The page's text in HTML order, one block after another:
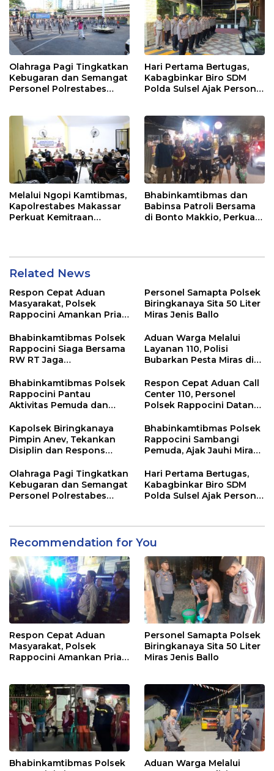
Olahraga Pagi Tingkatkan
Kebugaran dan Semangat
Personel Polrestabes
Hari Pertama Bertugas,
Kabagbinkar Biro SDM
Polda Sulsel Ajak Personel
Melalui Ngopi Kamtibmas,
Kapolrestabes Makassar
Perkuat Kemitraan
Bhabinkamtibmas dan
Babinsa Patroli Bersama
di Bonto Makkio, Perkuat
Related News
Respon Cepat Aduan
Masyarakat, Polsek
Rappocini Amankan Pria
Keributan
Personel Samapta Polsek
Biringkanaya Sita 50 Liter
Miras Jenis Ballo
Bhabinkamtibmas Polsek
Rappocini Siaga Bersama
RW RT Jaga
Aduan Warga Melalui
Layanan 110, Polisi
Bubarkan Pesta Miras di
Bhabinkamtibmas Polsek
Rappocini Pantau
Aktivitas Pemuda dan
Kamtibmas
Respon Cepat Aduan Call
Center 110, Personel
Polsek Rappocini Datangi
Kapolsek Biringkanaya
Pimpin Anev, Tekankan
Disiplin dan Respons
Masyarakat
Bhabinkamtibmas Polsek
Rappocini Sambangi
Pemuda, Ajak Jauhi Miras,
Olahraga Pagi Tingkatkan
Kebugaran dan Semangat
Personel Polrestabes
Hari Pertama Bertugas,
Kabagbinkar Biro SDM
Polda Sulsel Ajak Personel
Recommendation for You
Respon Cepat Aduan
Masyarakat, Polsek
Rappocini Amankan Pria
Personel Samapta Polsek
Biringkanaya Sita 50 Liter
Miras Jenis Ballo
Bhabinkamtibmas Polsek
Aduan Warga Melalui